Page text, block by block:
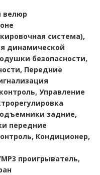
велюр
система),
динамической
безопасности,
Передние
Управление
задние,
передние
Кондиционер,
проигрыватель,